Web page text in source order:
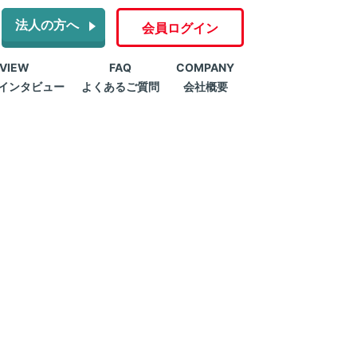
法人の方へ 会員ログイン
ンタビュー
FAQ
よくあるご質問
COMPANY
会社概要